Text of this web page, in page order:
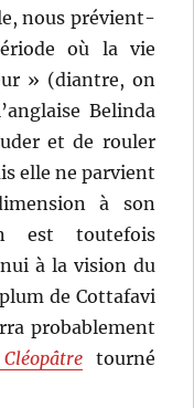
nous prévient-
où la vie
» (diantre, on
Belinda
et de rouler
elle ne parvient
à son
est toutefois
à la vision du
de Cottafavi
probablement
tourné